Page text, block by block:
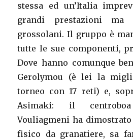
stessa ed un’Italia
grandi prestazioni
grossolani. Il gruppo è
tutte le sue componenti,
Dove hanno comunque
Gerolymou (è lei la
torneo con 17 reti) e,
Asimaki: il
Vouliagmeni ha
fisico da granatiere, sa